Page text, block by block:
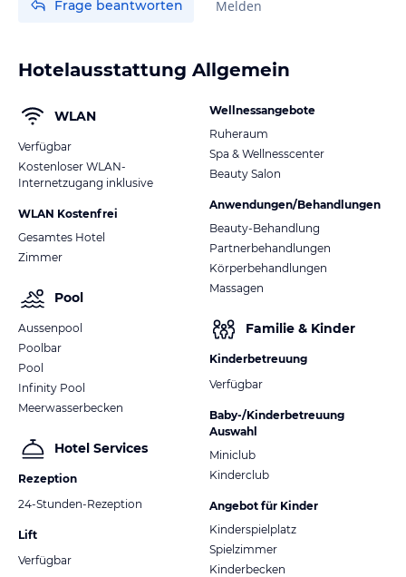
Frage beantworten Melden
Hotelausstattung Allgemein
WLAN
Verfügbar
Kostenloser WLAN-
Internetzugang inklusive
WLAN Kostenfrei
Gesamtes Hotel
Zimmer
Pool
Aussenpool
Poolbar
Pool
Infinity Pool
Meerwasserbecken
Hotel Services
Rezeption
24-Stunden-Rezeption
Lift
Verfügbar
Wellnessangebote
Ruheraum
Spa & Wellnesscenter
Beauty Salon
Anwendungen/Behandlungen
Beauty-Behandlung
Partnerbehandlungen
Körperbehandlungen
Massagen
Familie & Kinder
Kinderbetreuung
Verfügbar
Baby-/Kinderbetreuung
Auswahl
Miniclub
Kinderclub
Angebot für Kinder
Kinderspielplatz
Spielzimmer
Kinderbecken